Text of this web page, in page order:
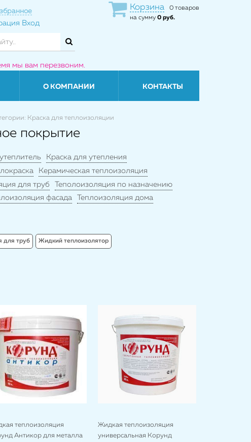
Вход
Корзина
0 товаров
на сумму 0 руб.
мы вам перезвоним.
О КОМПАНИИ КОНТАКТЫ
Краска для теплоизоляции
покрытие
Краска для утепления
Керамическая теплоизоляция
для труб
Теполоизоляция по назначению
фасада
Теплоизоляция дома
для труб Жидкий теплоизолятор
теплоизоляция
Антикор для металла
Жидкая теплоизоляция
универсальная Корунд